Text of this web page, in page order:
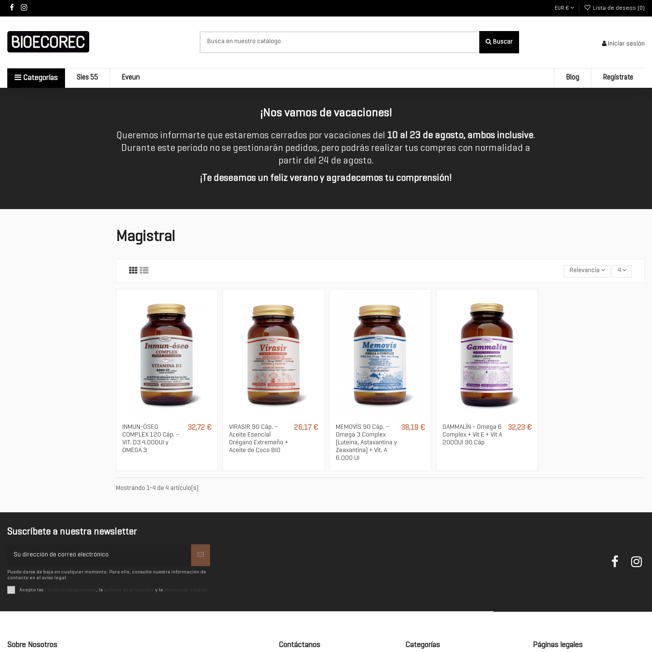
EUR € Lista de deseos ( 0
Iniciar sesión
Categorías Sies 55 Eveun Regístrate
Blog
¡Nos vamos de vacaciones!
Queremos informarte que estaremos cerrados por vacaciones del 10 al 23 de agosto, ambos inclusive.
Durante este periodo no se gestionarán pedidos, pero podrás realizar tus compras con normalidad a
partir del 24 de agosto.
¡Te deseamos un feliz verano y agradecemos tu comprensión!
Magistral
Relevancia 4
INMUN-ÓSEO
COMPLEX 120 Cáp. -
VIT. D3 4.000UI y
OMEGA 3
32,72 €
VIRASIR 90 Cáp. -
Aceite Esencial
Orégano Extremeño +
Aceite de Coco BIO
26,17 €
MEMOVÍS 90 Cáp. -
Omega 3 Complex
(Luteína, Astaxantina y
Zeaxantina) + Vit. A
6.000 UI
38,19 €
GAMMALÍN - Omega 6
Complex + Vit E + Vit A
2000UI 90 Cáp
32,23 €
Mostrando 1-4 de 4 artículo(s)
Suscríbete a nuestra newsletter
Puede darse de baja en cualquier momento. Para ello, consulte nuestra información de
contacto en el aviso legal.
Acepto las , la política de privacidad y la política de cookies
Sobre Nosotros Contáctanos Categorías Páginas legales